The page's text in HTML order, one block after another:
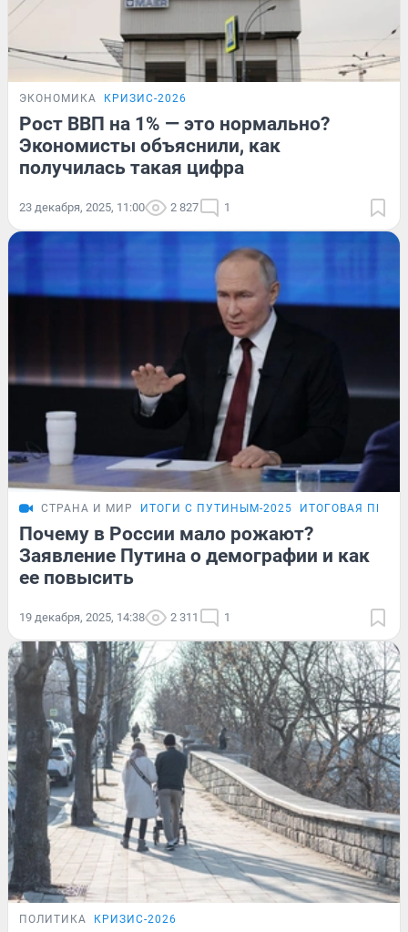
ЭКОНОМИКА КРИЗИС-2026
Рост ВВП на 1% — это нормально?
Экономисты объяснили, как
получилась такая цифра
23 декабря, 2025, 11:00 2 827 1
СТРАНА И МИР ИТОГИ С ПУТИНЫМ-2025 ИТОГОВАЯ
Почему в России мало рожают?
Заявление Путина о демографии и как
ее повысить
19 декабря, 2025, 14:38 2 311 1
ПОЛИТИКА КРИЗИС-2026